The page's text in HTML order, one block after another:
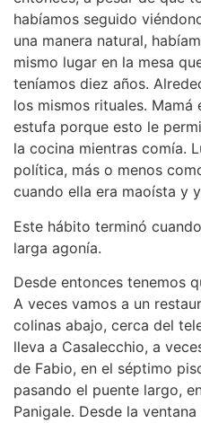
habíamos seguido
una manera natural,
mismo lugar en la mesa
teníamos diez años.
los mismos rituales.
estufa porque esto le
la cocina mientras comía.
política, más o menos
cuando ella era maoísta y
Este hábito terminó
larga agonía.
Desde entonces tenemos
A veces vamos a un
colinas abajo, cerca del
lleva a Casalecchio, a
de Fabio, en el séptimo
pasando el puente largo,
Panigale. Desde la